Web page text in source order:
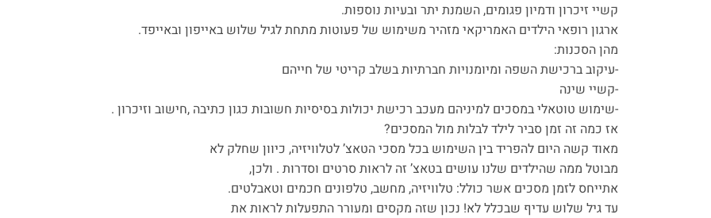
קשיי זיכרון ודמיון פגומים, השמנת יתר ובעיות נוספות.
ארגון רופאי הילדים האמריקאי מזהיר משימוש של פעוטות מתחת לגיל שלוש באייפון ובאייפד.
מהן הסכנות:
-עיקוב ברכישת השפה ומיומנויות חברתיות בשלב קריטי של חייהם
-קשיי שינה
-שימוש טוטאלי במסכים למיניהם מעכב רכישת יכולות בסיסיות חשובות כגון כתיבה ,חישוב וזיכרון .
אז כמה זה זמן סביר לילד לבלות מול המסכים?
מאוד קשה היום להפריד בין השימוש בכל מסכי הטאצ’ לטלוויזיה, כיוון שחלק לא
מבוטל ממה שהילדים שלנו עושים בטאצ’ זה לראות סרטים וסדרות . ולכן,
אתייחס לזמן מסכים אשר כולל: טלוויזיה, מחשב, טלפונים חכמים וטאבלטים.
עד גיל שלוש עדיף שבכלל לא! נכון שזה מקסים ומעורר התפעלות לראות את